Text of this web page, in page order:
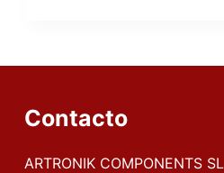
Contacto
ARTRONIK COMPONENTS SL